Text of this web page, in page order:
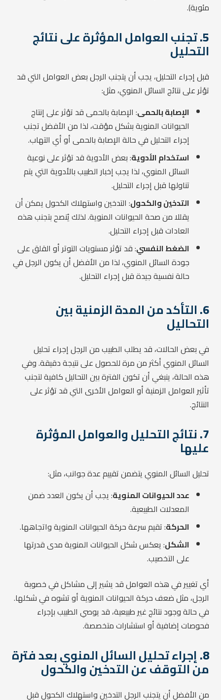
مئوية).
5. تجنب العوامل المؤثرة على نتائج
التحليل
قبل إجراء التحليل، يجب أن يتجنب الرجل بعض العوامل التي قد
تؤثر على نتائج السائل المنوي، مثل:
الإصابة بالحمى: الإصابة بالحمى قد تؤثر على إنتاج
الحيوانات المنوية بشكل مؤقت، لذا من الأفضل تجنب
إجراء التحليل في حالة الإصابة بالحمى أو أي التهاب.
استخدام الأدوية: بعض الأدوية قد تؤثر على نوعية
السائل المنوي، لذا يجب إخبار الطبيب بالأدوية التي يتم
تناولها قبل إجراء التحليل.
التدخين والكحول: التدخين واستهلاك الكحول يمكن أن
يقللا من صحة الحيوانات المنوية. لذلك يُنصح بتجنب هذه
العادات قبل إجراء التحليل.
الضغط النفسي: قد تؤثر مستويات التوتر أو القلق على
جودة السائل المنوي، لذا من الأفضل أن يكون الرجل في
حالة نفسية جيدة قبل إجراء التحليل.
6. التأكد من المدة الزمنية بين
التحاليل
في بعض الحالات، قد يطلب الطبيب من الرجل إجراء تحليل
السائل المنوي أكثر من مرة للحصول على نتيجة دقيقة. وفي
هذه الحالة، ينبغي أن تكون الفترة بين التحاليل كافية لتجنب
تأثير العوامل الزمنية أو العوامل الأخرى التي قد تؤثر على
النتائج.
7. نتائج التحليل والعوامل المؤثرة
عليها
تحليل السائل المنوي يتضمن تقييم عدة جوانب، مثل:
عدد الحيوانات المنوية: يجب أن يكون العدد ضمن
المعدلات الطبيعية.
الحركة: تقيم سرعة حركة الحيوانات المنوية واتجاهها.
الشكل: يعكس شكل الحيوانات المنوية مدى قدرتها
على التخصيب.
أي تغيير في هذه العوامل قد يشير إلى مشاكل في خصوبة
الرجل، مثل ضعف حركة الحيوانات المنوية أو تشوه في شكلها.
في حالة وجود نتائج غير طبيعية، قد يوصي الطبيب بإجراء
فحوصات إضافية أو استشارات متخصصة.
8. إجراء تحليل السائل المنوي بعد فترة
من التوقف عن التدخين والكحول
من الأفضل أن يتجنب الرجل التدخين واستهلاك الكحول قبل